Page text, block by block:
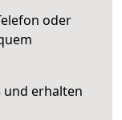
oder
und erhalten